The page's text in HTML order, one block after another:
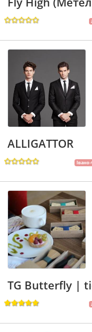
ALLIGATTOR
TG Butterfly |